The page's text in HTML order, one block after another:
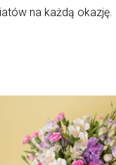
na każdą okazję.